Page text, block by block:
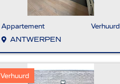
Appartement Verhuurd
ANTWERPEN
Verhuurd